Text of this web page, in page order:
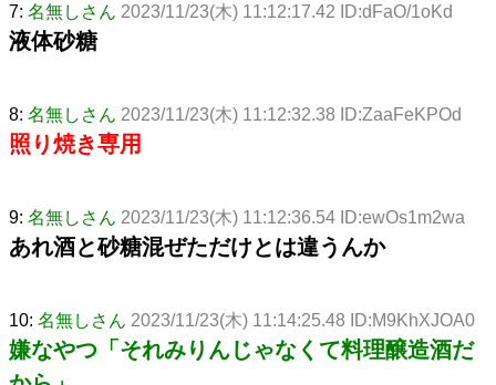
7: 名無しさん 2023/11/23(木) 11:12:17.42 ID:dFaO/1oKd
液体砂糖
8: 名無しさん 2023/11/23(木) 11:12:32.38 ID:ZaaFeKPOd
照り焼き専用
9: 名無しさん 2023/11/23(木) 11:12:36.54 ID:ewOs1m2wa
あれ酒と砂糖混ぜただけとは違うんか
10: 名無しさん 2023/11/23(木) 11:14:25.48 ID:M9KhXJOA0
嫌なやつ「それみりんじゃなくて料理醸造酒だ